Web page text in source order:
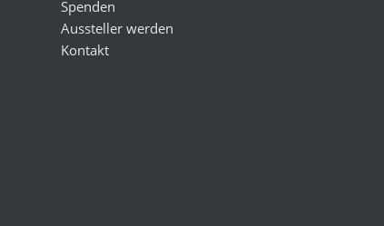
Spenden
Aussteller werden
Kontakt